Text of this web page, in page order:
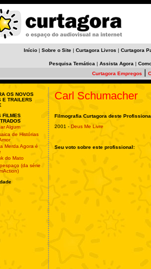
Início | Sobre o Site | Curtagora Livros | Curtagora
Pesquisa Temática | Assista Agora |
Curtagora Empregos
OS NOVOS
E TRAILERS
FILMES
Algum
de Histórias
Merda Agora é
do Mato
(da série
Carl Schumacher
Filmografia Curtagora deste
2001 - Deus Me Livre
Seu voto sobre este profissional: